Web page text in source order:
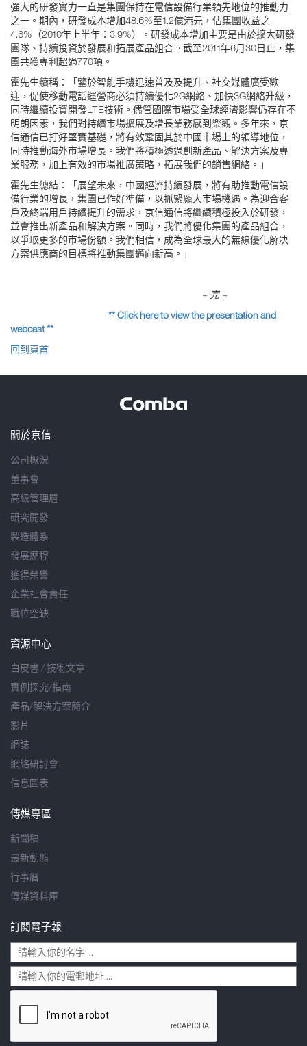
強大的研發實力一直是集團保持在電信設備行業領先地位的推動力
之一。期內，研發成本增加48.6%至1.2億港元，佔集團收益之
4.6%（2010年上半年：3.9%）。研發成本增加主要是由於擴大研發
團隊、持續投資於發展和拓展產品組合。截至2011年6月30日止，集
團共獲專利超過770項。
霍先生續稱：「鑒於智能手機迅速普及及提升、社交媒體廣受歡
迎，促使移動電話運營商必須持續優化2G網絡、加快3G網絡升級，
同時繼續投資開發LTE技術。儘管國際市場受全球經濟影響仍存在不
明朗因素，我們對持續市場擴展及增長業務感到樂觀。多年來，京
信通信已打好堅實基礎，將有效鞏固其於中國市場上的領導地位，
同時推動海外市場增長。我們將積極透過創新產品、解決方案及專
業服務，加上有效的市場推廣策略，拓展我們的銷售網絡。」
霍先生總結：「展望未來，中國經濟持續發展，將有助推動電信設
備行業的增長，集團已作好準備，以抓緊龐大市場機遇。為迎合客
戶及終端用戶持續提升的需求，京信通信將繼續積極投入於研發，
並會推出新產品和解決方案。同時，我們將優化集團的產品組合，
以爭取更多的市場份額。我們相信，成為全球最大的無線優化解决
方案供應商的目標將推動集團邁向新高。」
~ 完 ~
** Click here to view the presentation and
webcast **
回到頁首
關於京信
公司概況
董事會
高級管理層
研究開發
製造體系
發展歷程
獲得榮譽
企業社會責任
職位空缺
資源中心
白皮書 / 技術文章
實例探究/指南
產品/解決方案簡介
影片
網誌
網絡研討會
信息圖表
傳媒專區
新聞稿
最新動態
行事曆
傳媒資料庫
訂閱電子報